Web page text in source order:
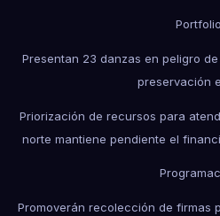
Portfolio
Presentan 23 danzas en peligro
preservación
Priorización de recursos para
norte mantiene pendiente el
Promoverán recolección de firmas